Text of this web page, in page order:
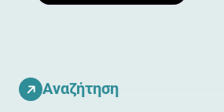
Αναζήτηση